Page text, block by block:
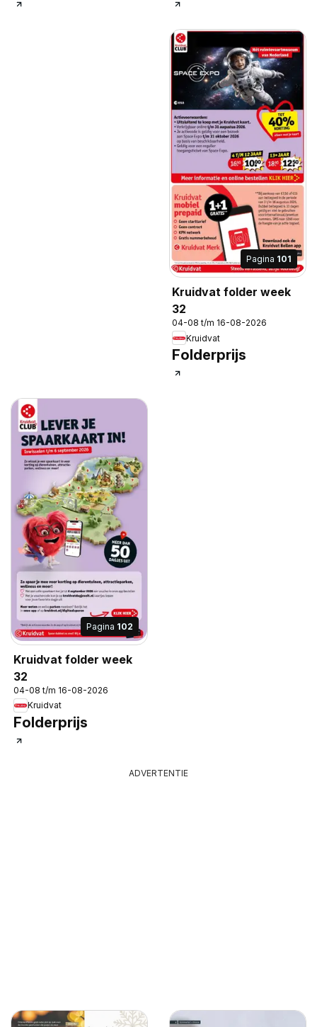
Pagina 101
Kruidvat folder week
32
04-08 t/m 16-08-2026
Kruidvat
Folderprijs
Pagina 102
Kruidvat folder week
32
04-08 t/m 16-08-2026
Kruidvat
Folderprijs
ADVERTENTIE